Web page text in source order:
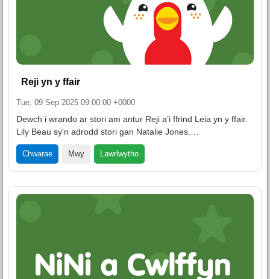
Reji yn y ffair
Tue, 09 Sep 2025 09:00:00 +0000
Dewch i wrando ar stori am antur Reji a’i ffrind Leia yn y ffair.
Lily Beau sy'n adrodd stori gan Natalie Jones.…
Chwarae Mwy Lawrlwytho